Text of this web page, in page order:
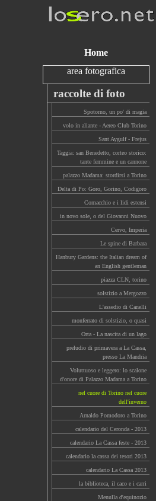
Home
area fotografica
raccolte di foto
Spotorno, un po' di magia
volo in aliante - Aereo Club Torino
Sant Aygulf - Frejus
Taggia: san Benedetto, corteo storico:
tante femmine e un cannone
palazzo Madama: stordirsi a Torino
Delta di Po: Goro, Gorino, Codigoro
Comacchio e i lidi estensi
in novo sole, o del Giovanni Nuovo
Cervo, Imperia
Le spine di Barbara
Hanbury Gardens: the Italian dream of
an English gentleman
piazza CLN, torino
solstizio a Mergozzo
L'assedio di Canelli
monferrato di solstizio, o quasi
Orta - La nascita di un lago
preludio di primavera a La Cassa,
presso La Mandria
Voluttuoso e leggero: lo scalone
d'onore di Palazzo Madama a Torino
nel cuore di Torino nel cuore
dell'inverno
Arnaldo Pomodoro a Torino
calendario del Ceronda - 2013
calendario La Cassa feste - 2013
calendario la cassa dei tesori 2013
calendario La Cassa 2013
la biblioteca, il caco e i carri
Menulla d'equinozio